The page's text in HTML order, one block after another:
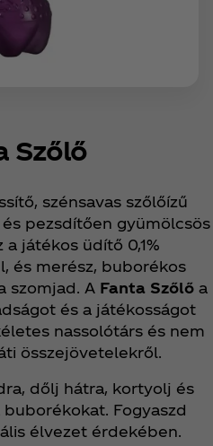
Szőlő
szénsavas szőlőízű
pezsdítően gyümölcsös
a játékos üdítő 0,1%
és merész, buborékos
szomjad. A Fanta Szőlő a
és a játékosságot
nassolótárs és nem
összejövetelekről.
dőlj hátra, kortyolj és
Fogyaszd
élvezet érdekében.